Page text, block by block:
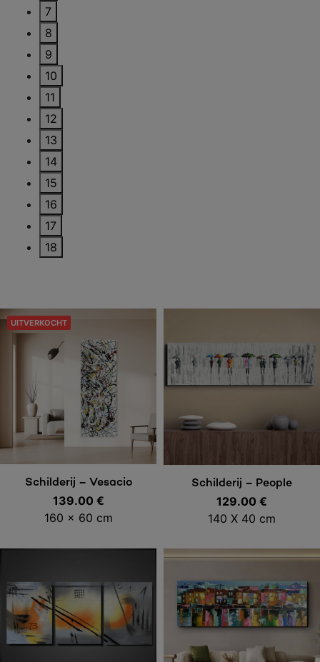
7
8
9
10
11
12
13
14
15
16
17
18
UITVERKOCHT
Lees meer
Schilderij – Vesacio
139.00 €
160 x 60 cm
Toevoegen aan
winkelwagen
Schilderij – People
129.00 €
140 X 40 cm